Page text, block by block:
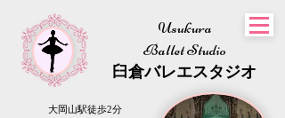
Usukura
Ballet Studio
​臼倉バレエスタジオ
大岡山駅徒歩2分